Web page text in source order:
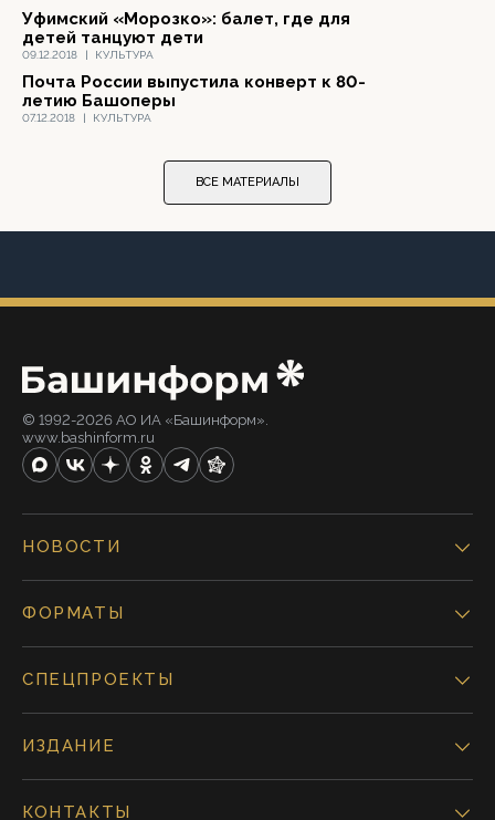
09.12.2018 | КУЛЬТУРА
Уфимский «Морозко»: балет, где для
детей танцуют дети
07.12.2018 | КУЛЬТУРА
Почта России выпустила конверт к 80-
летию Башоперы
ВСЕ МАТЕРИАЛЫ
© 1992-2026 АО ИА «Башинформ».
www.bashinform.ru
НОВОСТИ
ФОРМАТЫ
СПЕЦПРОЕКТЫ
ИЗДАНИЕ
КОНТАКТЫ